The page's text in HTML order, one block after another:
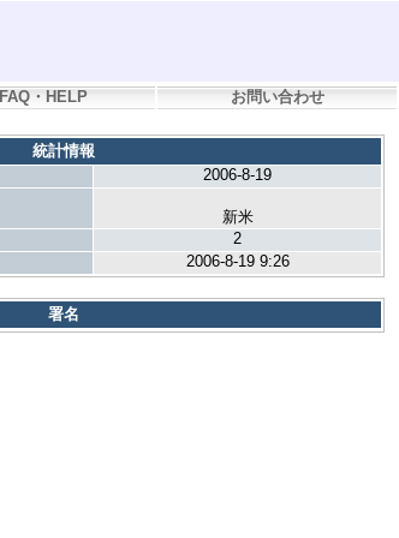
FAQ・HELP お問い合わせ
統計情報
2006-8-19
新米
2
2006-8-19 9:26
署名